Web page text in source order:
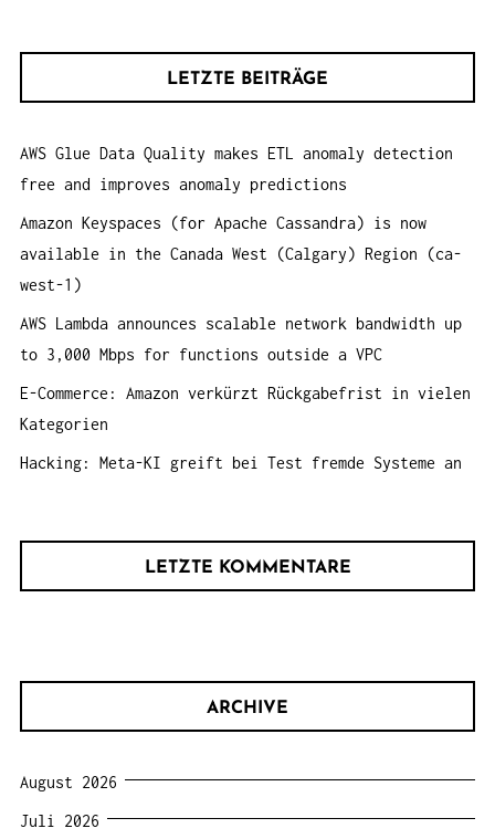
I
a
c
h
:
LETZTE BEITRÄGE
AWS Glue Data Quality makes ETL anomaly detection
free and improves anomaly predictions
Amazon Keyspaces (for Apache Cassandra) is now
available in the Canada West (Calgary) Region (ca-
west-1)
AWS Lambda announces scalable network bandwidth up
to 3,000 Mbps for functions outside a VPC
E-Commerce: Amazon verkürzt Rückgabefrist in vielen
Kategorien
Hacking: Meta-KI greift bei Test fremde Systeme an
LETZTE KOMMENTARE
ARCHIVE
August 2026
Juli 2026